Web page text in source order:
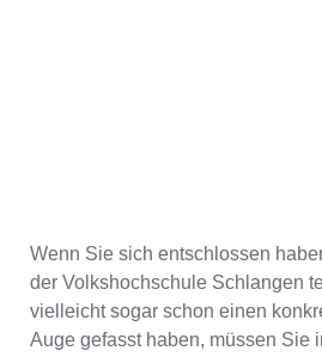
Wenn Sie sich entschlossen
der Volkshochschule Schlangen
vielleicht sogar schon einen
Auge gefasst haben, müssen Sie